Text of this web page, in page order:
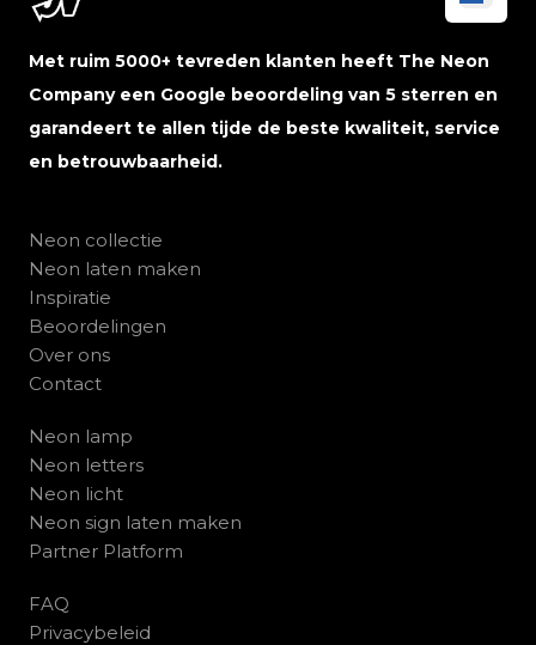
Met ruim 5000+ tevreden klanten heeft The Neon
Company een Google beoordeling van 5 sterren en
garandeert te allen tijde de beste kwaliteit, service
en betrouwbaarheid.
Neon collectie
Neon laten maken
Inspiratie
Beoordelingen
Over ons
Contact
Neon lamp
Neon letters
Neon licht
Neon sign laten maken
Partner Platform
FAQ
Privacybeleid